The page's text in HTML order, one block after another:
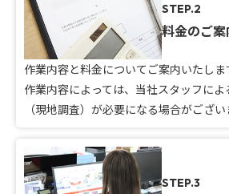
STEP.2
料金のご案
作業内容と料金についてご案内いたしま
作業内容によっては、当社スタッフによ
（現地調査）が必要になる場合がござい
STEP.3